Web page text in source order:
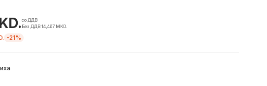
со ДДВ
Без ДДВ 14,467 MKD.
-21%